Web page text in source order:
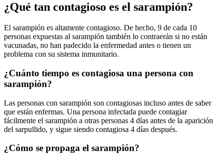
¿Qué tan contagioso es el sarampión?
El sarampión es altamente contagioso. De hecho, 9 de cada 10
personas expuestas al sarampión también lo contraerán si no están
vacunadas, no han padecido la enfermedad antes o tienen un
problema con su sistema inmunitario.
¿Cuánto tiempo es contagiosa una persona con
sarampión?
Las personas con sarampión son contagiosas incluso antes de saber
que están enfermas. Una persona infectada puede contagiar
fácilmente el sarampión a otras personas 4 días antes de la aparición
del sarpullido, y sigue siendo contagiosa 4 días después.
¿Cómo se propaga el sarampión?